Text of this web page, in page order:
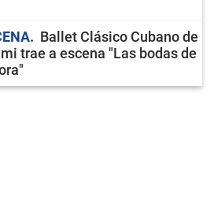
Ballet Clásico Cubano de
trae a escena "Las bodas de